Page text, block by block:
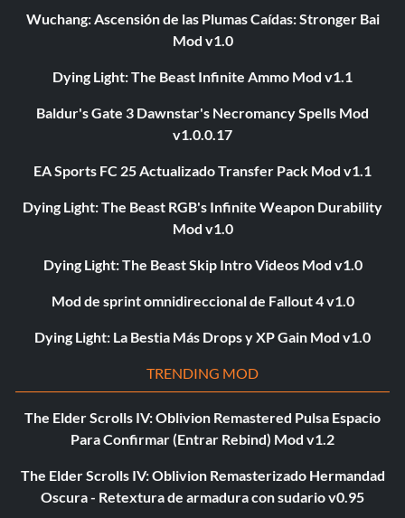
Wuchang: Ascensión de las Plumas Caídas: Stronger Bai
Mod v1.0
Dying Light: The Beast Infinite Ammo Mod v1.1
Baldur's Gate 3 Dawnstar's Necromancy Spells Mod
v1.0.0.17
EA Sports FC 25 Actualizado Transfer Pack Mod v1.1
Dying Light: The Beast RGB's Infinite Weapon Durability
Mod v1.0
Dying Light: The Beast Skip Intro Videos Mod v1.0
Mod de sprint omnidireccional de Fallout 4 v1.0
Dying Light: La Bestia Más Drops y XP Gain Mod v1.0
TRENDING MOD
The Elder Scrolls IV: Oblivion Remastered Pulsa Espacio
Para Confirmar (Entrar Rebind) Mod v1.2
The Elder Scrolls IV: Oblivion Remasterizado Hermandad
Oscura - Retextura de armadura con sudario v0.95